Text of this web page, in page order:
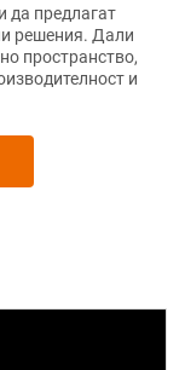
да предлагат
решения. Дали
пространство,
и